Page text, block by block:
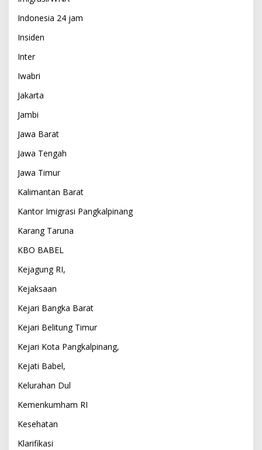
Indonesia 24 jam
Insiden
Inter
Iwabri
Jakarta
Jambi
Jawa Barat
Jawa Tengah
Jawa Timur
Kalimantan Barat
Kantor Imigrasi Pangkalpinang
Karang Taruna
KBO BABEL
Kejagung RI,
Kejaksaan
Kejari Bangka Barat
Kejari Belitung Timur
Kejari Kota Pangkalpinang,
Kejati Babel,
Kelurahan Dul
Kemenkumham RI
Kesehatan
Klarifikasi